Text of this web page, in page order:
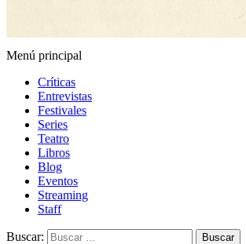
Espectador Web
Menú principal
Críticas
Entrevistas
Festivales
Series
Teatro
Libros
Blog
Eventos
Streaming
Staff
Buscar: